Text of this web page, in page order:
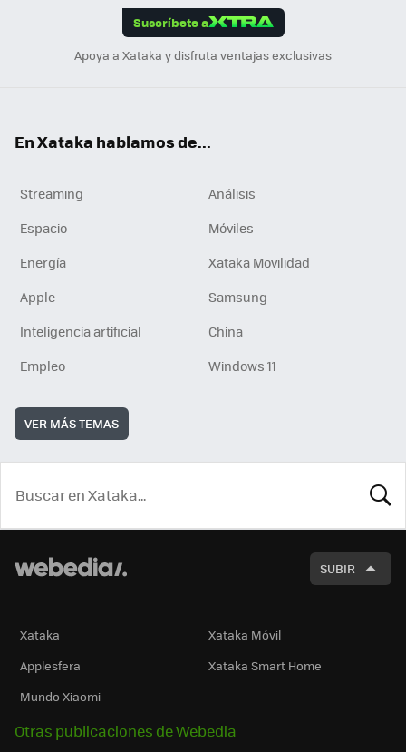
Suscríbete a
Apoya a Xataka y disfruta ventajas exclusivas
En Xataka hablamos de...
Streaming
Análisis
Espacio
Móviles
Energía
Xataka Movilidad
Apple
Samsung
Inteligencia artificial
China
Empleo
Windows 11
VER MÁS TEMAS
SUBIR
Xataka
Xataka Móvil
Applesfera
Xataka Smart Home
Mundo Xiaomi
Otras publicaciones de Webedia